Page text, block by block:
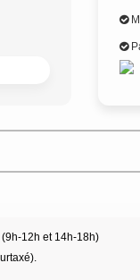
12h et 14h-18h)